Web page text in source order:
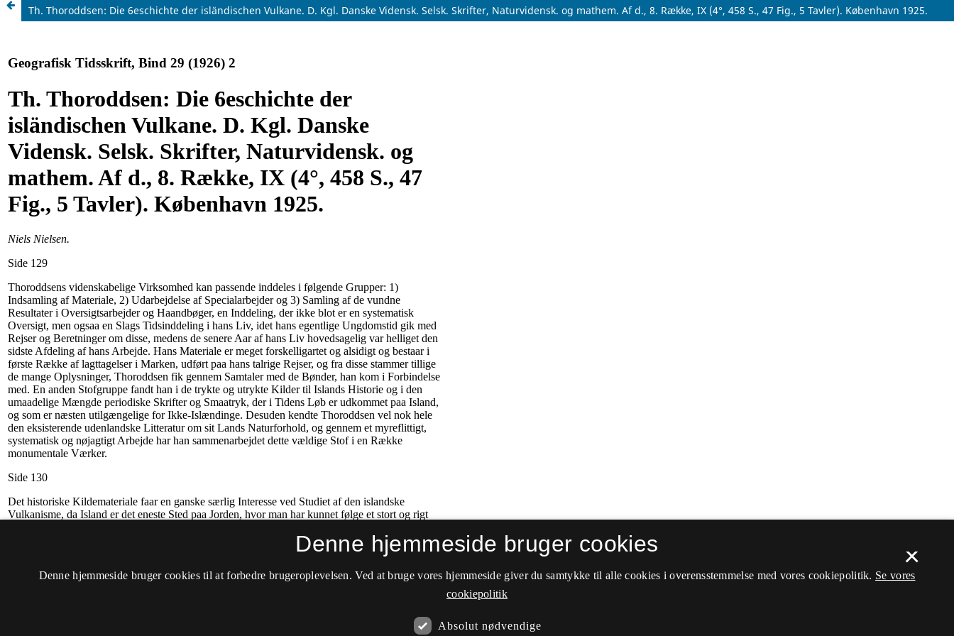
Th. Thoroddsen: Die 6eschichte der isländischen Vulkane. D. Kgl. Danske Vidensk. Selsk. Skrifter, Naturvidensk. og mathem. Af d., 8. Række, IX (4°, 458 S., 47 Fig., 5 Tavler). København 1925.
×
Denne hjemmeside bruger cookies
Denne hjemmeside bruger cookies til at forbedre brugeroplevelsen. Ved at bruge vores hjemmeside giver du samtykke til alle cookies i overensstemmelse med vores cookiepolitik. Se vores
cookiepolitik
Absolut nødvendige